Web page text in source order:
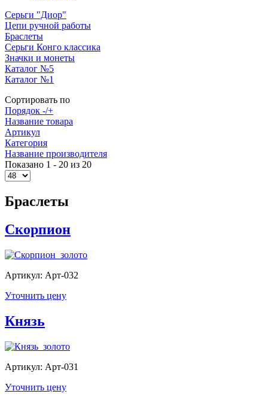
Серьги "Диор"
Цепи ручной работы
Браслеты
Серьги Конго классика
Значки и монеты
Каталог №5
Каталог №1
Сортировать по
Порядок -/+
Название товара
Артикул
Категория
Название производителя
Показано 1 - 20 из 20
Браслеты
Скорпион
Артикул: Арт-032
Уточнить цену
Князь
Артикул: Арт-031
Уточнить цену